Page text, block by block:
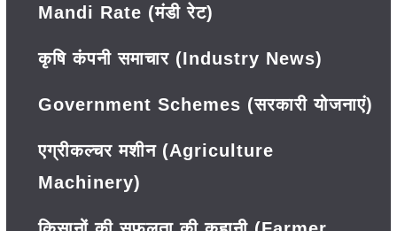
Mandi Rate (मंडी रेट)
कृषि कंपनी समाचार (Industry News)
Government Schemes (सरकारी योजनाएं)
एग्रीकल्चर मशीन (Agriculture
Machinery)